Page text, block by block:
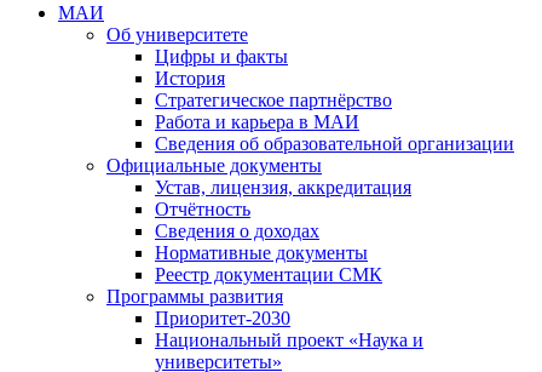
МАИ
Об университете
Цифры и факты
История
Стратегическое партнёрство
Работа и карьера в МАИ
Сведения об образовательной организации
Официальные документы
Устав, лицензия, аккредитация
Отчётность
Сведения о доходах
Нормативные документы
Реестр документации СМК
Программы развития
Приоритет-2030
Национальный проект «Наука и
университеты»